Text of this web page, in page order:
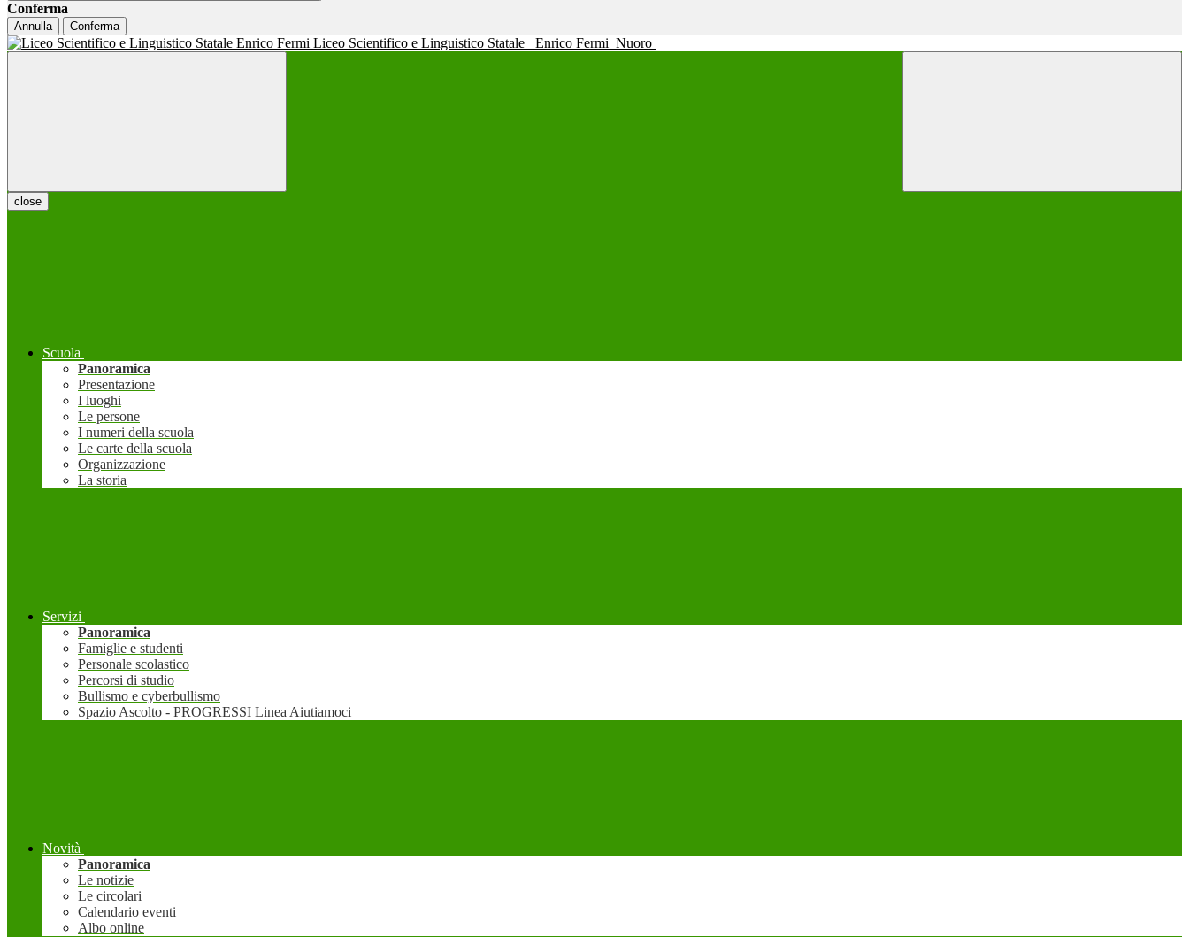
Conferma
Annulla Conferma
Liceo Scientifico e Linguistico Statale Enrico Fermi Nuoro
close
Scuola
Panoramica
Presentazione
I luoghi
Le persone
I numeri della scuola
Le carte della scuola
Organizzazione
La storia
Servizi
Panoramica
Famiglie e studenti
Personale scolastico
Percorsi di studio
Bullismo e cyberbullismo
Spazio Ascolto - PROGRESSI Linea Aiutiamoci
Novità
Panoramica
Le notizie
Le circolari
Calendario eventi
Albo online